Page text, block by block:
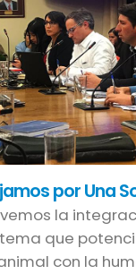
por Una
la
que
con la